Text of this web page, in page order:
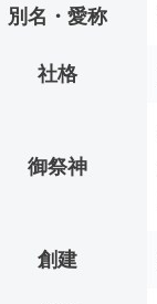
別名・愛称
社格
御祭神
創建